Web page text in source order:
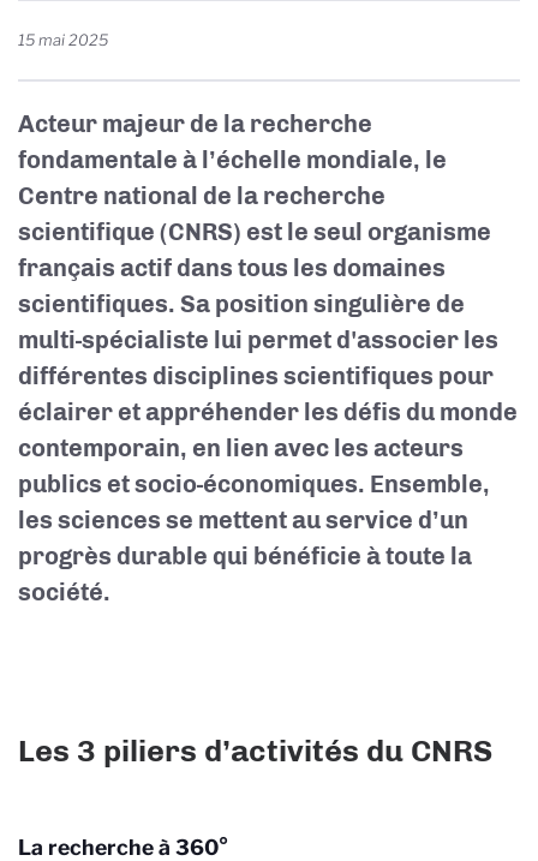
15 mai 2025
Acteur majeur de la recherche
fondamentale à l’échelle mondiale, le
Centre national de la recherche
scientifique (CNRS) est le seul organisme
français actif dans tous les domaines
scientifiques. Sa position singulière de
multi-spécialiste lui permet d'associer les
différentes disciplines scientifiques pour
éclairer et appréhender les défis du monde
contemporain, en lien avec les acteurs
publics et socio-économiques. Ensemble,
les sciences se mettent au service d’un
progrès durable qui bénéficie à toute la
société.
Les 3 piliers d’activités du CNRS
La recherche à 360°